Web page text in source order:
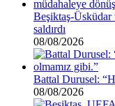
Beşiktaş-Üsküdar
saldırdı
08/08/2026
Battal Durusel:
08/08/2026